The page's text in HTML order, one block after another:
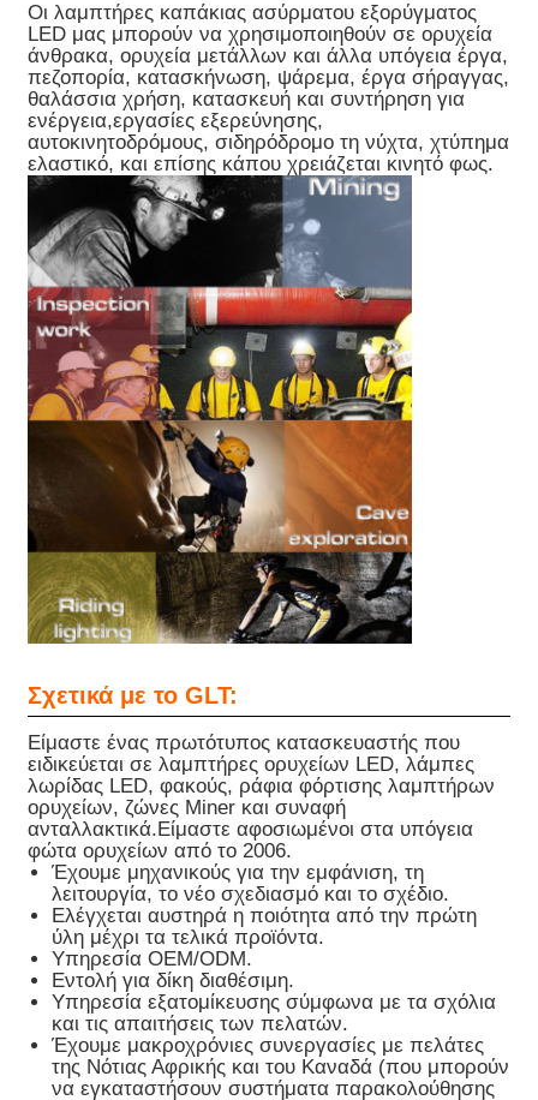
Οι λαμπτήρες καπάκιας ασύρματου εξορύγματος
LED μας μπορούν να χρησιμοποιηθούν σε ορυχεία
άνθρακα, ορυχεία μετάλλων και άλλα υπόγεια έργα,
πεζοπορία, κατασκήνωση, ψάρεμα, έργα σήραγγας,
θαλάσσια χρήση, κατασκευή και συντήρηση για
ενέργεια,εργασίες εξερεύνησης,
αυτοκινητοδρόμους, σιδηρόδρομο τη νύχτα, χτύπημα
ελαστικό, και επίσης κάπου χρειάζεται κινητό φως.
Σχετικά με το GLT:
Είμαστε ένας πρωτότυπος κατασκευαστής που
ειδικεύεται σε λαμπτήρες ορυχείων LED, λάμπες
λωρίδας LED, φακούς, ράφια φόρτισης λαμπτήρων
ορυχείων, ζώνες Miner και συναφή
ανταλλακτικά.Είμαστε αφοσιωμένοι στα υπόγεια
φώτα ορυχείων από το 2006.
Έχουμε μηχανικούς για την εμφάνιση, τη
λειτουργία, το νέο σχεδιασμό και το σχέδιο.
Ελέγχεται αυστηρά η ποιότητα από την πρώτη
ύλη μέχρι τα τελικά προϊόντα.
Υπηρεσία OEM/ODM.
Εντολή για δίκη διαθέσιμη.
Υπηρεσία εξατομίκευσης σύμφωνα με τα σχόλια
και τις απαιτήσεις των πελατών.
Έχουμε μακροχρόνιες συνεργασίες με πελάτες
της Νότιας Αφρικής και του Καναδά (που μπορούν
να εγκαταστήσουν συστήματα παρακολούθησης